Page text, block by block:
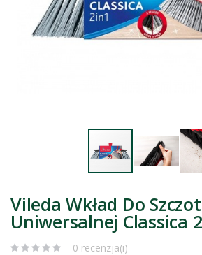
Vileda Wkład Do
Uniwersalnej Classica
0 recenzja(i)